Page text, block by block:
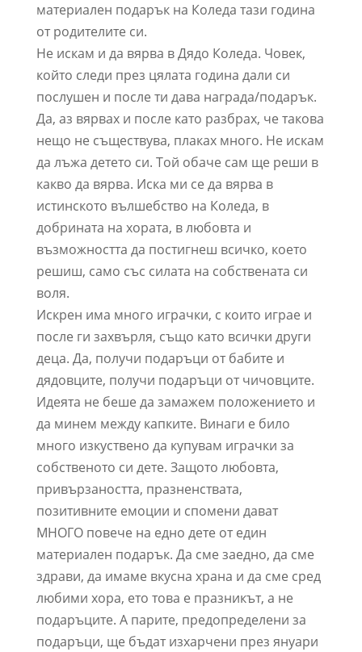
материален подарък на Коледа тази година
от родителите си.
Не искам и да вярва в Дядо Коледа. Човек,
който следи през цялата година дали си
послушен и после ти дава награда/подарък.
Да, аз вярвах и после като разбрах, че такова
нещо не съществува, плаках много. Не искам
да лъжа детето си. Той обаче сам ще реши в
какво да вярва. Иска ми се да вярва в
истинското вълшебство на Коледа, в
добрината на хората, в любовта и
възможността да постигнеш всичко, което
решиш, само със силата на собствената си
воля.
Искрен има много играчки, с които играе и
после ги захвърля, също като всички други
деца. Да, получи подаръци от бабите и
дядовците, получи подаръци от чичовците.
Идеята не беше да замажем положението и
да минем между капките. Винаги е било
много изкуствено да купувам играчки за
собственото си дете. Защото любовта,
привързаността, празненствата,
позитивните емоции и спомени дават
МНОГО повече на едно дете от един
материален подарък. Да сме заедно, да сме
здрави, да имаме вкусна храна и да сме сред
любими хора, ето това е празникът, а не
подаръците. А парите, предопределени за
подаръци, ще бъдат изхарчени през януари